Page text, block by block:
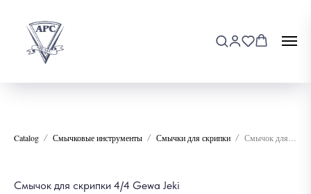
Catalog Смычковые инструменты Смычки для скрипки
Смычок для скрипки 4/4 Gewa Jeki